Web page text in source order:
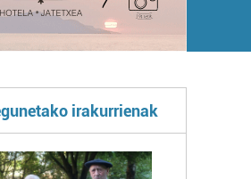
irakurrienak